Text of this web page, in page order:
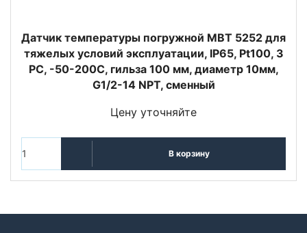
Датчик температуры погружной MBT 5252 для
тяжелых условий эксплуатации, IP65, Pt100, 3
РС, -50-200C, гильза 100 мм, диаметр 10мм,
G1/2-14 NPT, сменный
Цену уточняйте
В корзину